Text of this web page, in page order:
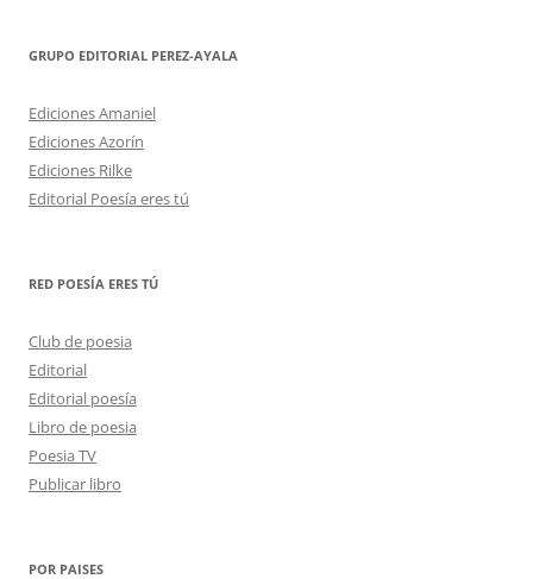
GRUPO EDITORIAL PEREZ-AYALA
Ediciones Amaniel
Ediciones Azorín
Ediciones Rilke
Editorial Poesía eres tú
RED POESÍA ERES TÚ
Club de poesia
Editorial
Editorial poesía
Libro de poesia
Poesia TV
Publicar libro
POR PAISES